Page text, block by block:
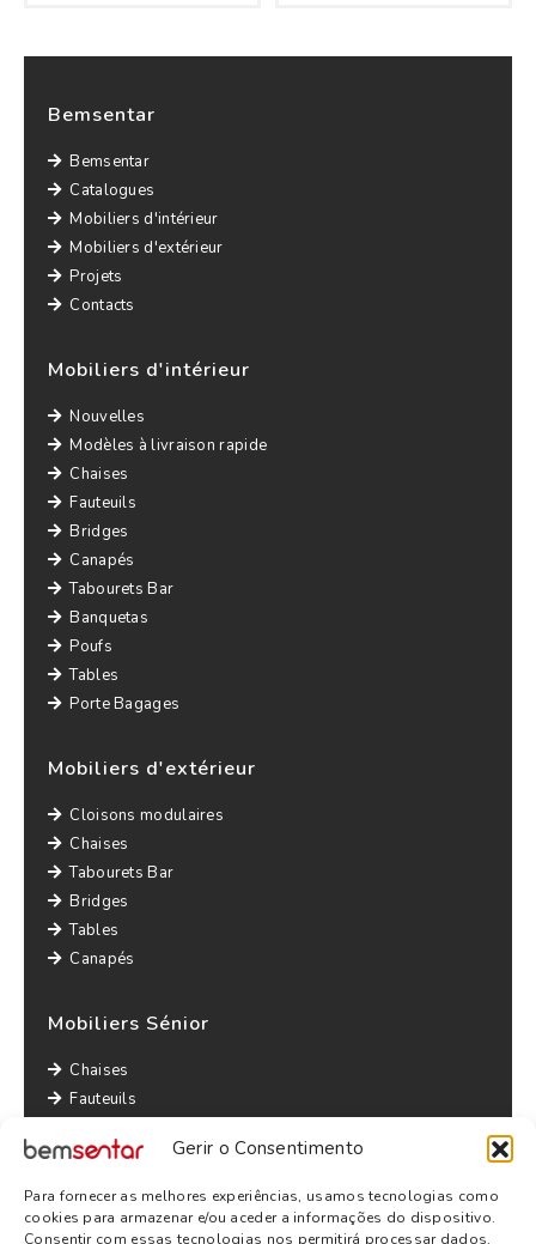
Gerir o Consentimento
Para fornecer as melhores experiências, usamos tecnologias como
cookies para armazenar e/ou aceder a informações do dispositivo.
Consentir com essas tecnologias nos permitirá processar dados,
Bemsentar
Bemsentar
Catalogues
Mobiliers d'intérieur
Mobiliers d'extérieur
Projets
Contacts
Mobiliers d'intérieur
Nouvelles
Modèles à livraison rapide
Chaises
Fauteuils
Bridges
Canapés
Tabourets Bar
Banquetas
Poufs
Tables
Porte Bagages
Mobiliers d'extérieur
Cloisons modulaires
Chaises
Tabourets Bar
Bridges
Tables
Canapés
Mobiliers Sénior
Chaises
Fauteuils
Tables
Autres informations